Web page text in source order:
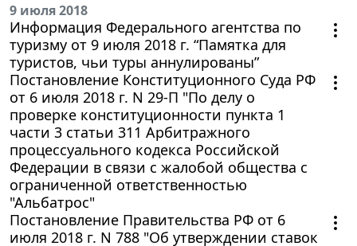
9 июля 2018
Информация Федерального агентства по
туризму от 9 июля 2018 г. “Памятка для
туристов, чьи туры аннулированы”
Постановление Конституционного Суда РФ
от 6 июля 2018 г. N 29-П "По делу о
проверке конституционности пункта 1
части 3 статьи 311 Арбитражного
процессуального кодекса Российской
Федерации в связи с жалобой общества с
ограниченной ответственностью
"Альбатрос"
Постановление Правительства РФ от 6
июля 2018 г. N 788 "Об утверждении ставок